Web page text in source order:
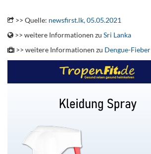
>> Quelle: newsfirst.lk, 05.05.2021
>> weitere Informationen zu Sri Lanka
>> weitere Informationen zu Dengue-Fieber